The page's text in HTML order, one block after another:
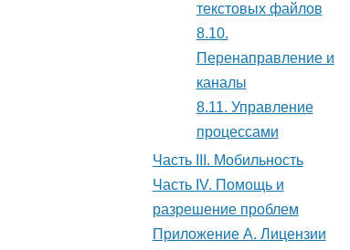
текстовых файлов
8.10.
Перенаправление и
каналы
8.11. Управление
процессами
Часть III. Мобильность
Часть IV. Помощь и
разрешение проблем
Приложение A. Лицензии